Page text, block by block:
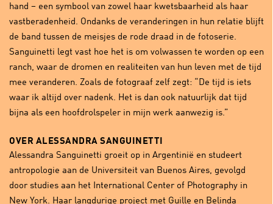
hand – een symbool van zowel haar kwetsbaarheid als haar
vastberadenheid. Ondanks de veranderingen in hun relatie blijft
de band tussen de meisjes de rode draad in de fotoserie.
Sanguinetti legt vast hoe het is om volwassen te worden op een
ranch, waar de dromen en realiteiten van hun leven met de tijd
mee veranderen. Zoals de fotograaf zelf zegt: “De tijd is iets
waar ik altijd over nadenk. Het is dan ook natuurlijk dat tijd
bijna als een hoofdrolspeler in mijn werk aanwezig is.”
OVER ALESSANDRA SANGUINETTI
Alessandra Sanguinetti groeit op in Argentinië en studeert
antropologie aan de Universiteit van Buenos Aires, gevolgd
door studies aan het International Center of Photography in
New York. Haar langdurige project met Guille en Belinda